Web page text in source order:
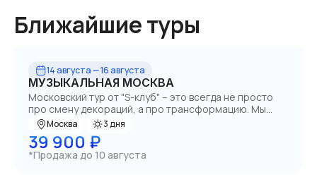
Ближайшие туры
14 августа — 16 августа
МУЗЫКАЛЬНАЯ МОСКВА
Московский тур от "S-клуб" – это всегда не просто
про смену декораций, а про трансформацию. Мы
предлагаем нечто большее, чем просто
путешествие – это глубинную философию
сообщества, где каждый участник находит себя и
становится частью единого целого.
Москва 3 дня
39 900 ₽
*Продажа до 10 августа